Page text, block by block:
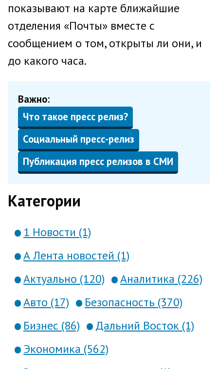
показывают на карте ближайшие
отделения «Почты» вместе с
сообщением о том, открыты ли они, и
до какого часа.
Важно:
Что такое пресс релиз?
Социальный пресс-релиз
Публикация пресс релизов в СМИ
Категории
1 Новости (1)
А Лента новостей (1)
Актуально (120)
Аналитика (226)
Авто (17)
Безопасность (370)
Бизнес (86)
Дальний Восток (1)
Экономика (562)